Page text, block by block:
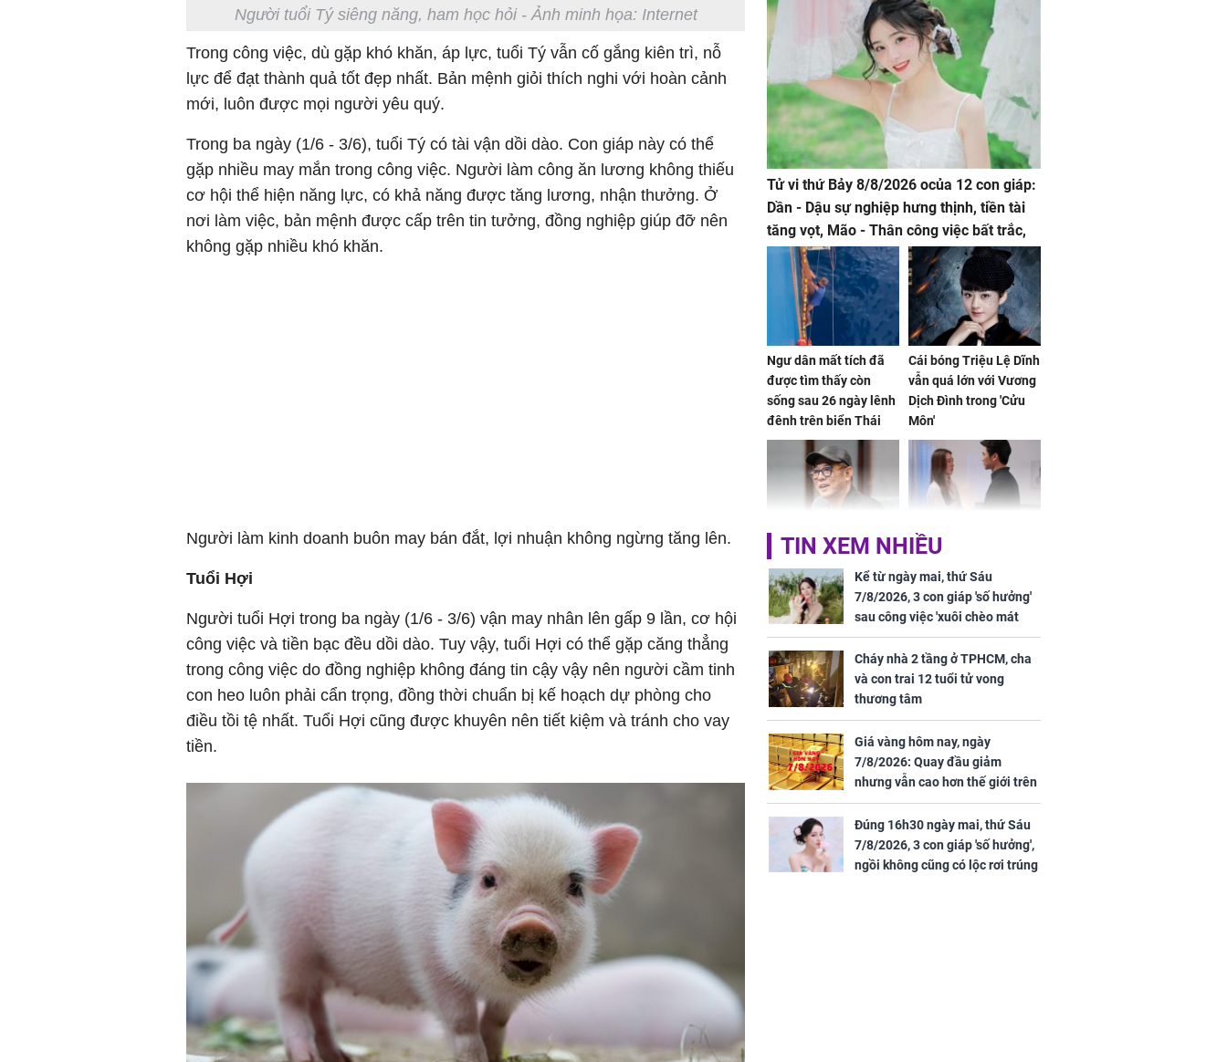
Người tuổi Tý siêng năng, ham học hỏi - Ảnh minh họa: Internet
Trong công việc, dù gặp khó khăn, áp lực, tuổi Tý vẫn cố gắng kiên trì, nỗ
lực để đạt thành quả tốt đẹp nhất. Bản mệnh giỏi thích nghi với hoàn cảnh
mới, luôn được mọi người yêu quý.
Trong ba ngày (1/6 - 3/6), tuổi Tý có tài vận dồi dào. Con giáp này có thể
gặp nhiều may mắn trong công việc. Người làm công ăn lương không thiếu
cơ hội thể hiện năng lực, có khả năng được tăng lương, nhận thưởng. Ở
nơi làm việc, bản mệnh được cấp trên tin tưởng, đồng nghiệp giúp đỡ nên
không gặp nhiều khó khăn.
Người làm kinh doanh buôn may bán đắt, lợi nhuận không ngừng tăng lên.
Tuổi Hợi
Người tuổi Hợi trong ba ngày (1/6 - 3/6) vận may nhân lên gấp 9 lần, cơ hội
công việc và tiền bạc đều dồi dào. Tuy vậy, tuổi Hợi có thể gặp căng thẳng
trong công việc do đồng nghiệp không đáng tin cậy vậy nên người cầm tinh
con heo luôn phải cẩn trọng, đồng thời chuẩn bị kế hoạch dự phòng cho
điều tồi tệ nhất. Tuổi Hợi cũng được khuyên nên tiết kiệm và tránh cho vay
tiền.
Tử vi thứ Bảy 8/8/2026 ocủa 12 con giáp:
Dần - Dậu sự nghiệp hưng thịnh, tiền tài
tăng vọt, Mão - Thân công việc bất trắc,
tiền mất tật mang
Ngư dân mất tích đã
được tìm thấy còn
sống sau 26 ngày lênh
đênh trên biển Thái
Bình Dương
Cái bóng Triệu Lệ Dĩnh
vẫn quá lớn với Vương
Dịch Đình trong 'Cửu
Môn'
Lý Liên Kiệt lên tiếng
sau tin đồn thay tim,
cởi áo chứng minh sức
khỏe
Cô gái bị ép đi xem
mắt, nhưng vừa thấy
đối tượng mai mối thì
đỏ mặt ‘đứng hình’
không đồng hành cùng
Châu Tinh Trì, Địch Lệ
Nhiệt Ba quảng bá
TIN XEM NHIỀU
Kể từ ngày mai, thứ Sáu
7/8/2026, 3 con giáp 'số hưởng'
sau công việc 'xuôi chèo mát
mái', tiền tài 'thu về như nước',
tình duyên viên mãn
Cháy nhà 2 tầng ở TPHCM, cha
và con trai 12 tuổi tử vong
thương tâm
Giá vàng hôm nay, ngày
7/8/2026: Quay đầu giảm
nhưng vẫn cao hơn thế giới trên
7 triệu đồng
Đúng 16h30 ngày mai, thứ Sáu
7/8/2026, 3 con giáp 'số hưởng',
ngồi không cũng có lộc rơi trúng